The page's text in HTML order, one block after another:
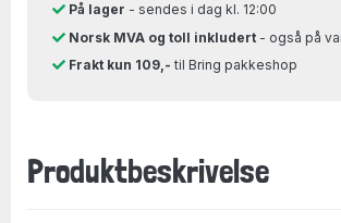
På lager - sendes i dag kl. 12:00
Norsk MVA og toll inkludert- også på
Frakt kun 109,- til Bring pakkeshop
Produktbeskrivelse